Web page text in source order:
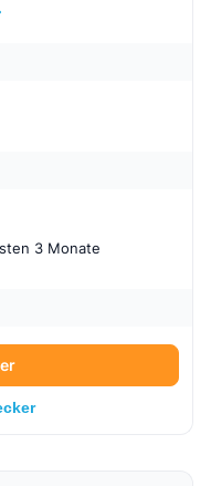
3 Monate